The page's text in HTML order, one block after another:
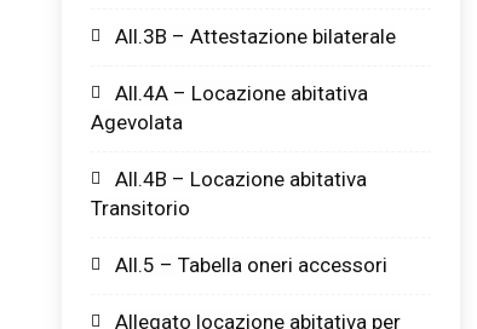
All.3B – Attestazione bilaterale
All.4A – Locazione abitativa
Agevolata
All.4B – Locazione abitativa
Transitorio
All.5 – Tabella oneri accessori
Allegato locazione abitativa per